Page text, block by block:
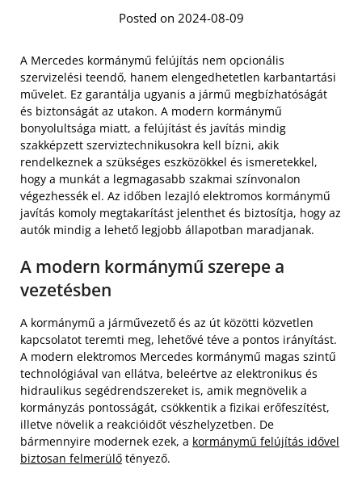
Posted on 2024-08-09
A Mercedes kormánymű felújítás nem opcionális
szervizelési teendő, hanem elengedhetetlen karbantartási
művelet. Ez garantálja ugyanis a jármű megbízhatóságát
és biztonságát az utakon. A modern kormánymű
bonyolultsága miatt, a felújítást és javítás mindig
szakképzett szerviztechnikusokra kell bízni, akik
rendelkeznek a szükséges eszközökkel és ismeretekkel,
hogy a munkát a legmagasabb szakmai színvonalon
végezhessék el. Az időben lezajló elektromos kormánymű
javítás komoly megtakarítást jelenthet és biztosítja, hogy az
autók mindig a lehető legjobb állapotban maradjanak.
A modern kormánymű szerepe a
vezetésben
A kormánymű a járművezető és az út közötti közvetlen
kapcsolatot teremti meg, lehetővé téve a pontos irányítást.
A modern elektromos Mercedes kormánymű magas szintű
technológiával van ellátva, beleértve az elektronikus és
hidraulikus segédrendszereket is, amik megnövelik a
kormányzás pontosságát, csökkentik a fizikai erőfeszítést,
illetve növelik a reakcióidőt vészhelyzetben. De
bármennyire modernek ezek, a kormánymű felújítás idővel
biztosan felmerülő tényező.